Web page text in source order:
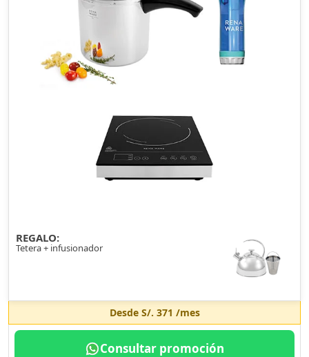
REGALO:
Tetera + infusionador
Desde S/. 371 /mes
Consultar promoción